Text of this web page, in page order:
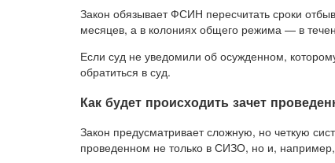
Закон обязывает ФСИН пересчитать сроки
месяцев, а в колониях общего режима — в
Если суд не уведомили об осужденном,
обратиться в суд.
Как будет происходить зачет
Закон предусматривает сложную, но четкую
проведенном не только в СИЗО, но и,